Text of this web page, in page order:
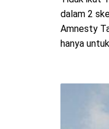
dalam 2
Amnesty
hanya